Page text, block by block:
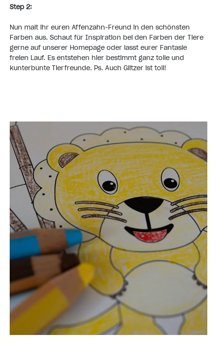
Step 2:
Nun malt ihr euren Affenzahn-Freund in den schönsten
Farben aus. Schaut für Inspiration bei den Farben der Tiere
gerne auf unserer Homepage oder lasst eurer Fantasie
freien Lauf. Es entstehen hier bestimmt ganz tolle und
kunterbunte Tierfreunde. Ps. Auch Glitzer ist toll!